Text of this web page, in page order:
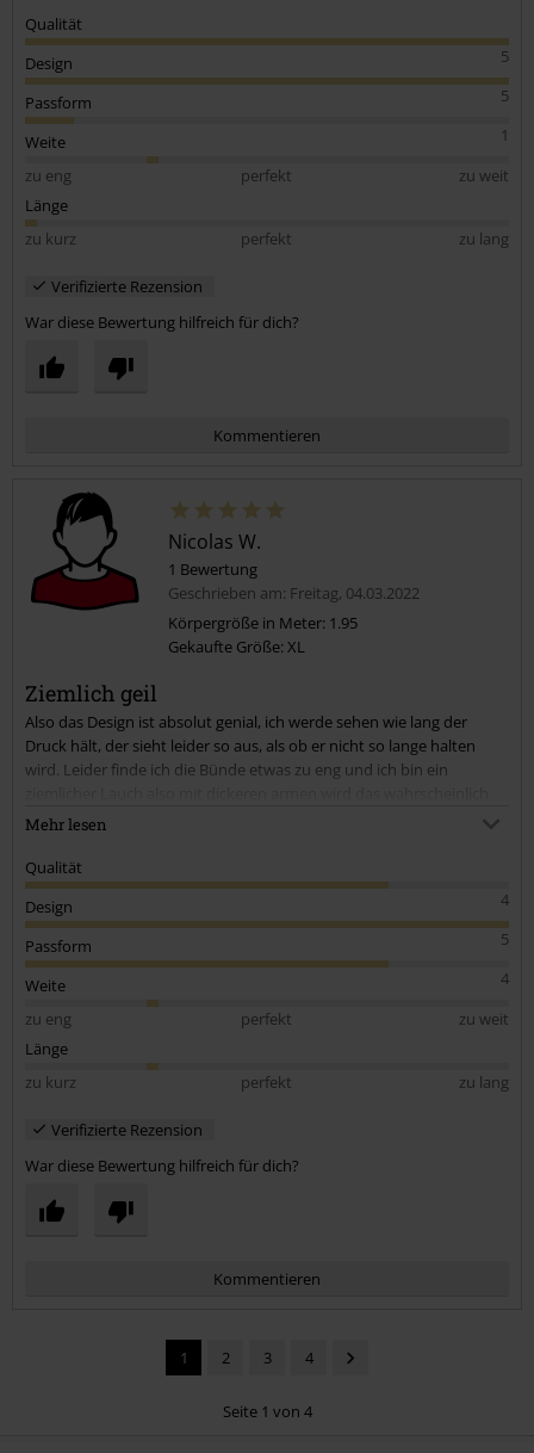
Qualität
5
Design
5
Passform
1
Weite
zu eng
perfekt
zu weit
Länge
zu kurz
perfekt zu lang
Verifizierte Rezension
War diese Bewertung hilfreich für dich?
Kommentieren
Kommentar jetzt abschicken!
Nicolas W.
1 Bewertung
Geschrieben am: Freitag, 04.03.2022
Körpergröße in Meter: 1.95
Gekaufte Größe: XL
Ziemlich geil
Also das Design ist absolut genial, ich werde sehen wie lang der
Druck hält, der sieht leider so aus, als ob er nicht so lange halten
wird. Leider finde ich die Bünde etwas zu eng und ich bin ein
eng. Das sind aber alles so kleine Sachen, die dem gesamten
der Stoff sehr bequem.
Mehr lesen
Qualität
4
Design
5
Passform
4
Weite
zu eng
perfekt
zu weit
Länge
zu kurz
perfekt zu lang
Verifizierte Rezension
War diese Bewertung hilfreich für dich?
Kommentieren
1 2 3 4
Seite 1 von 4